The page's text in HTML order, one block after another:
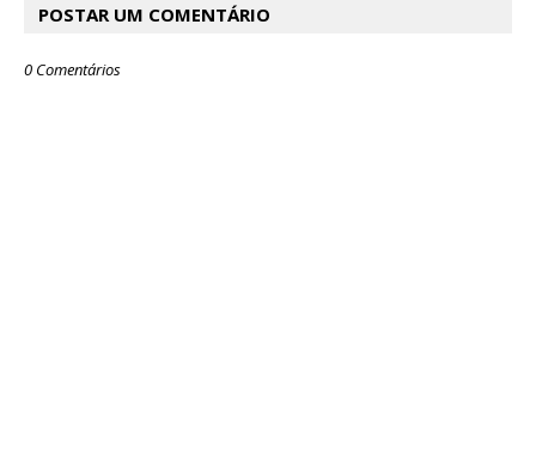
POSTAR UM COMENTÁRIO
0 Comentários